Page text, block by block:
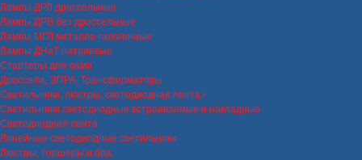
Лампы ДРЛ дроссельные
Лампы ДРВ без дроссельные
Лампы МГЛ металло-галогенные
Лампы ДНаТ натриевые
Стартеры для ламп
Дроссели, ЭПРА, Трансформаторы
Светильники, люстры, светодиодная лента
Светильники светодиодные встраиваемые и накладные
Светодиодная лента
Линейные светодиодные светильники
Люстры, торшеры и бра